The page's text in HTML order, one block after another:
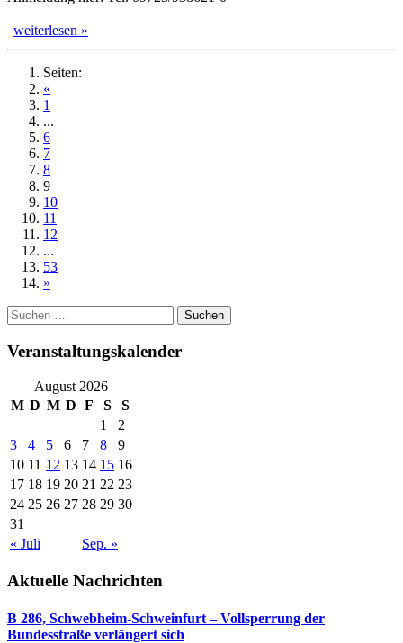
weiterlesen »
Seiten:
«
1
...
6
7
8
9
10
11
12
...
53
»
Suchen
nach:
Veranstaltungskalender
August 2026
M D M D F S
S
1
2
3
4 5 6 7 8
9
10 11 12 13 14 15 16
17 18 19 20 21 22 23
24 25 26 27 28 29 30
31
« Juli
Sep. »
Aktuelle Nachrichten
B 286, Schwebheim-Schweinfurt – Vollsperrung der
Bundesstraße verlängert sich